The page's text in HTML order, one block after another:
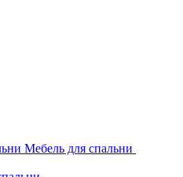
Мебель для спальни